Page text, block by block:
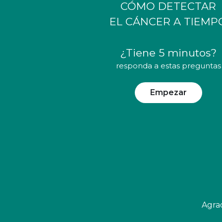
CÓMO DETECTAR
EL CÁNCER A
¿Tiene 5 minutos?
responda a estas preguntas
Empezar